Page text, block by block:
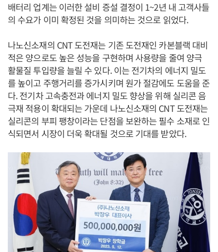
배터리 업계는 이러한 설비 증설 결정이 1~2년 내 고객사들
의 수요가 이미 확정된 것을 의미하는 것으로 읽었다.
나노신소재의 CNT 도전재는 기존 도전재인 카본블랙 대비
적은 양으로도 높은 성능을 구현하며 사용량을 줄여 양극
활물질 투입량을 늘릴 수 있다. 이는 전기차의 에너지 밀도
를 높이고 주행거리를 증가시키며 원가 절감에도 도움을 준
다. 전기차 고속충전과 에너지 밀도 향상을 위해 실리콘 음
극재 적용이 확대되는 가운데 나노신소재의 CNT 도전재는
실리콘의 부피 팽창이라는 단점을 보완하는 필수 소재로 인
식되면서 시장이 더욱 확대될 것으로 기대를 받았다.